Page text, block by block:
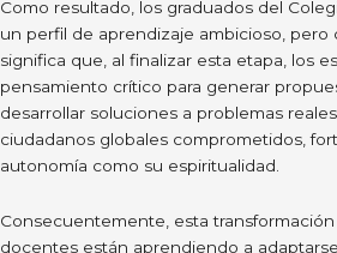
Como resultado, los graduados del
un perfil de aprendizaje ambicioso, pero
significa que, al finalizar esta etapa, los
pensamiento crítico para generar
desarrollar soluciones a problemas
ciudadanos globales comprometidos,
autonomía como su espiritualidad.
Consecuentemente, esta
docentes están aprendiendo a